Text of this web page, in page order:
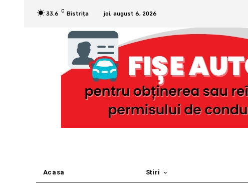
33.6 C Bistrița joi, august 6, 2026
Acasa Stiri